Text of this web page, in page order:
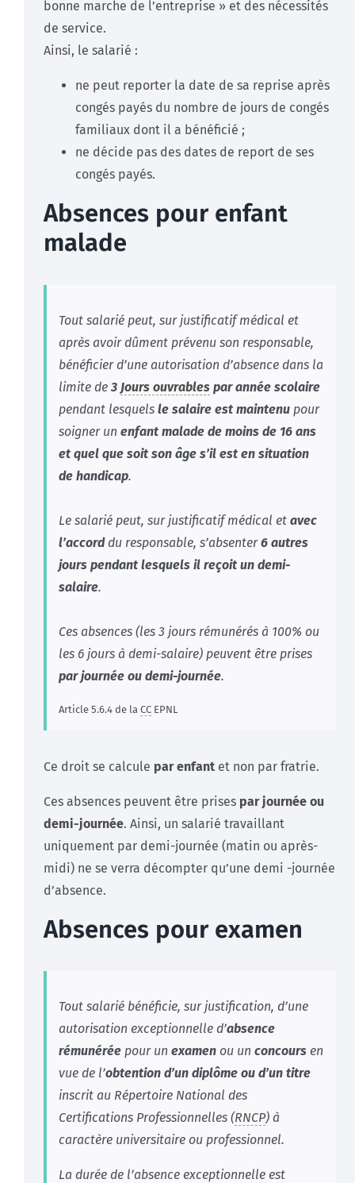
bonne marche de l’entreprise » et des nécessités
de service.
Ainsi, le salarié :
ne peut reporter la date de sa reprise après
congés payés du nombre de jours de congés
familiaux dont il a bénéficié ;
ne décide pas des dates de report de ses
congés payés.
Absences pour enfant
malade
Tout salarié peut, sur justificatif médical et
après avoir dûment prévenu son responsable,
bénéficier d’une autorisation d’absence dans la
limite de3 Jours ouvrables par année scolaire
pendant lesquels le salaire est maintenu pour
soigner un enfant malade de moins de 16 ans
et quel que soit son âge s’il est en situation
de handicap.
Le salarié peut, sur justificatif médical et avec
l’accorddu responsable, s’absenter6 autres
jours pendant lesquels il reçoit un demi-
salaire.
Ces absences (les 3 jours rémunérés à 100% ou
les 6 jours à demi-salaire) peuvent être prises
par journée ou demi-journée.
Article 5.6.4 de la CC EPNL
Ce droit se calcule par enfant et non par fratrie.
Ces absences peuvent être prises par journée ou
demi-journée. Ainsi, un salarié travaillant
uniquement par demi-journée (matin ou après-
midi) ne se verra décompter qu’une demi -journée
d’absence.
Absences pour examen
Tout salarié bénéficie, sur justification, d’une
autorisation exceptionnelle d’absence
rémunérée pour un examen ou un concours en
vue de l’obtention d’un diplôme ou d’un titre
inscrit au Répertoire National des
Certifications Professionnelles (RNCP) à
caractère universitaire ou professionnel.
La durée de l’absence exceptionnelle est